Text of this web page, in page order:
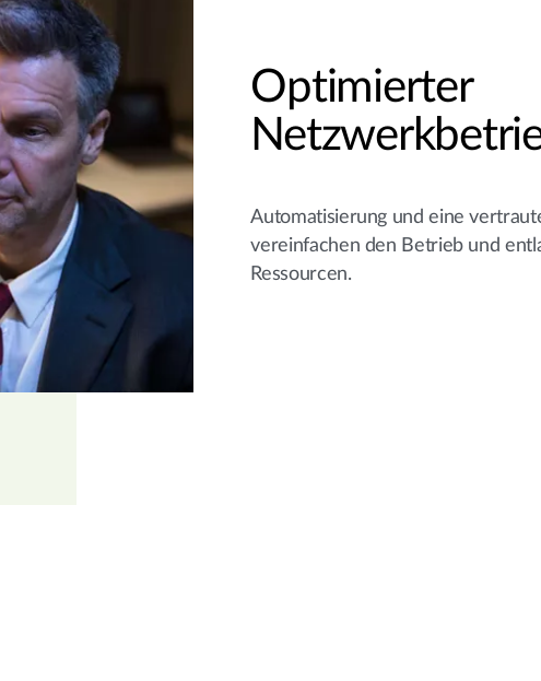
Optimierter
Automatisierung und eine
vereinfachen den Betrieb und
Ressourcen.